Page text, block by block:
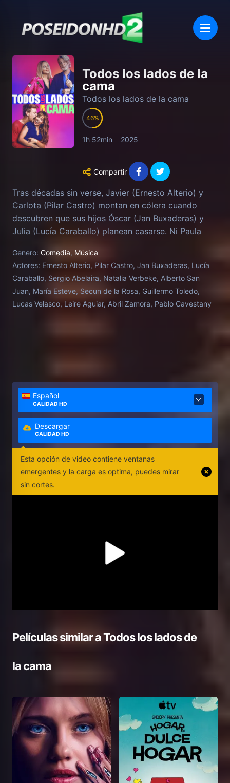
Todos los lados de la
cama
Todos los lados de la cama
46
1h 52min 2025
Compartir
Tras décadas sin verse, Javier (Ernesto Alterio) y
Carlota (Pilar Castro) montan en cólera cuando
descubren que sus hijos Óscar (Jan Buxaderas) y
Julia (Lucía Caraballo) planean casarse. Ni Paula
San Juan), convertido en gurú contra las relaciones
tóxicas; ni Pilar (María Esteve), wedding planner; ni
su amigo Carlos (Secun de la Rosa), sirven de
mucha ayuda a Javier y Carlota en su firme
propósito de impedir la boda. Y aunque Julia y
Genero: Comedia, Música
Actores: Ernesto Alterio, Pilar Castro, Jan Buxaderas, Lucía
Caraballo, Sergio Abelaira, Natalia Verbeke, Alberto San
Juan, María Esteve, Secun de la Rosa, Guillermo Toledo,
Lucas Velasco, Leire Aguiar, Abril Zamora, Pablo Cavestany
Español
CALIDAD HD
Descargar
CALIDAD HD
Esta opción de video contiene ventanas
emergentes y la carga es optima, puedes mirar
sin cortes.
Películas similar aTodos los lados de
la cama